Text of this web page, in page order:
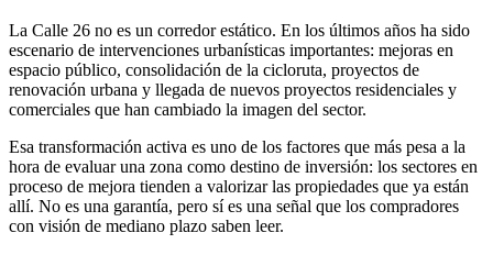
La Calle 26 no es un corredor estático. En los últimos años ha sido
escenario de intervenciones urbanísticas importantes: mejoras en
espacio público, consolidación de la cicloruta, proyectos de
renovación urbana y llegada de nuevos proyectos residenciales y
comerciales que han cambiado la imagen del sector.
Esa transformación activa es uno de los factores que más pesa a la
hora de evaluar una zona como destino de inversión: los sectores en
proceso de mejora tienden a valorizar las propiedades que ya están
allí. No es una garantía, pero sí es una señal que los compradores
con visión de mediano plazo saben leer.